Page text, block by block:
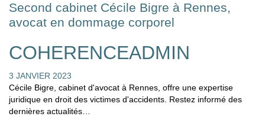
Second cabinet Cécile Bigre à Rennes,
avocat en dommage corporel
COHERENCEADMIN
3 JANVIER 2023
Cécile Bigre, cabinet d'avocat à Rennes, offre une expertise
juridique en droit des victimes d'accidents. Restez informé des
dernières actualités…